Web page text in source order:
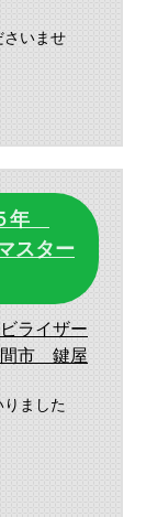
さいませ
年
スター
ライザー
間市 鍵屋
ました